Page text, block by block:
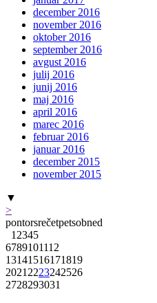
december 2016
november 2016
oktober 2016
september 2016
avgust 2016
julij 2016
junij 2016
maj 2016
april 2016
marec 2016
februar 2016
januar 2016
december 2015
november 2015
▼
>
pontorsrečetpetsobned
1 2345
6789101112
13141516171819
2021 2223242526
2728293031